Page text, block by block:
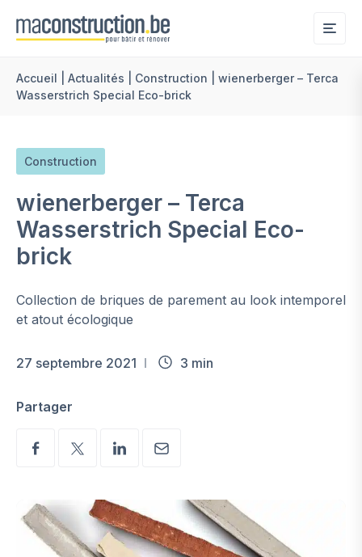
Accueil Actualités Construction
wienerberger – Terca
Wasserstrich Special Eco-brick
Construction
wienerberger – Terca
Wasserstrich Special Eco-
brick
Collection de briques de parement au look intemporel
et atout écologique
27 septembre 2021 3 min
Partager